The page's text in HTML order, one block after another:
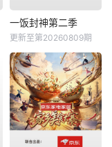
一饭封神第二季
更新至第20260809期